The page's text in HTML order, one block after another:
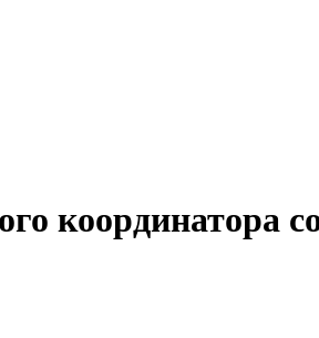
координатора